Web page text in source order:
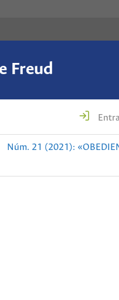
Freud
Núm. 21 (2021):